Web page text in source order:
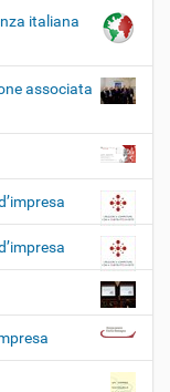
italiana
associata